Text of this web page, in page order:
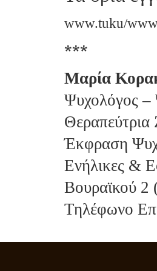
www.tuku/
***
Μαρία
Ψυχολόγος –
Θεραπεύτρια
Έκφραση
Ενήλικες &
Βουραϊκού 2
Τηλέφωνο